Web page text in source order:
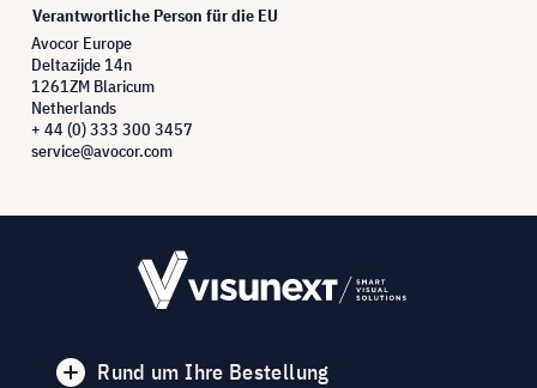
Verantwortliche Person für die EU
Avocor Europe
Deltazijde 14n
1261ZM Blaricum
Netherlands
+ 44 (0) 333 300 3457
service@avocor.com
Rund um Ihre Bestellung